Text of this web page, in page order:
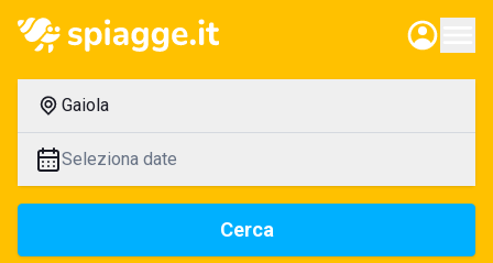
Gaiola
Seleziona date
Cerca